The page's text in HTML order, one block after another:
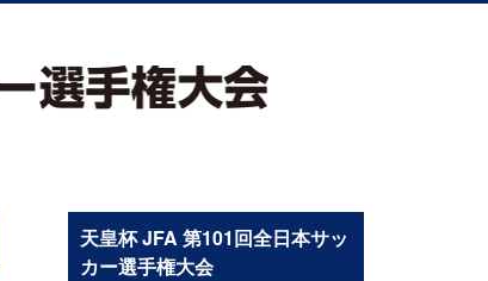
天皇杯 JFA 第101回全日本サッ
カー選手権大会